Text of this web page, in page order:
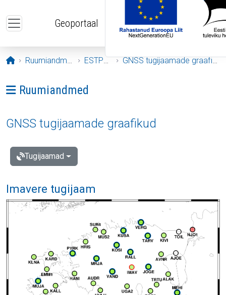
Geoportaal
Avaleht
Ruumiandmed ESTPOS GNSS tugijaamade graafikud
Ava menüü: Ruumiandmed
Ruumiandmed
GNSS tugijaamade graafikud
Tugijaamad
Imavere tugijaam